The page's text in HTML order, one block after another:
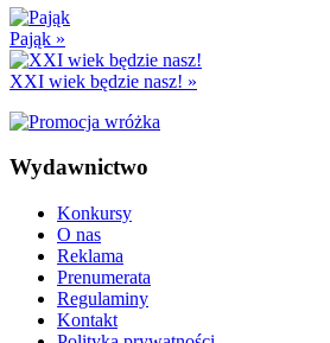
Pająk »
XXI wiek będzie nasz! »
Wydawnictwo
Konkursy
O nas
Reklama
Prenumerata
Regulaminy
Kontakt